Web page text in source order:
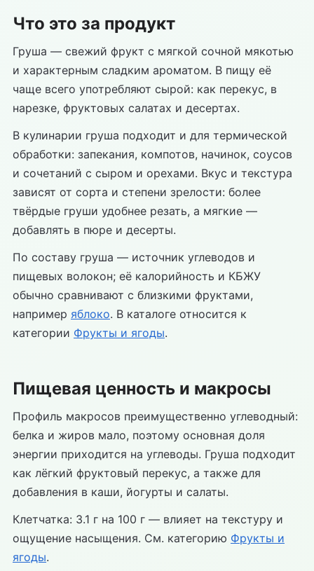
Что это за продукт
Груша — свежий фрукт с мягкой сочной мякотью
и характерным сладким ароматом. В пищу её
чаще всего употребляют сырой: как перекус, в
нарезке, фруктовых салатах и десертах.
В кулинарии груша подходит и для термической
обработки: запекания, компотов, начинок, соусов
и сочетаний с сыром и орехами. Вкус и текстура
зависят от сорта и степени зрелости: более
твёрдые груши удобнее резать, а мягкие —
добавлять в пюре и десерты.
По составу груша — источник углеводов и
пищевых волокон; её калорийность и КБЖУ
обычно сравнивают с близкими фруктами,
например яблоко. В каталоге относится к
категории Фрукты и ягоды.
Пищевая ценность и макросы
Профиль макросов преимущественно углеводный:
белка и жиров мало, поэтому основная доля
энергии приходится на углеводы. Груша подходит
как лёгкий фруктовый перекус, а также для
добавления в каши, йогурты и салаты.
Клетчатка: 3.1 г на 100 г — влияет на текстуру и
ощущение насыщения. См. категорию Фрукты и
ягоды.